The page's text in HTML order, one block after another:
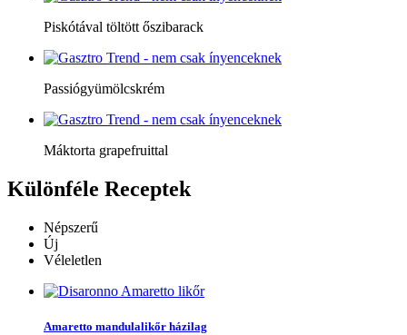
Piskótával töltött őszibarack
Passiógyümölcskrém
Máktorta grapefruittal
Különféle Receptek
Népszerű
Új
Véleletlen
Amaretto mandulalikőr házilag